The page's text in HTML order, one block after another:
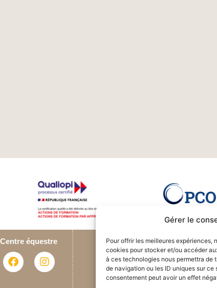
Gérer le
Pour offrir les meilleures expériences,
cookies pour stocker et/ou accéder
à ces technologies nous permettra de
de navigation ou les ID uniques sur
consentement peut avoir un effet
Centre équestre
Politique de